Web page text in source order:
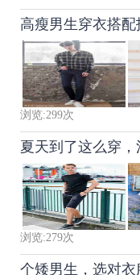
高瘦男生穿衣搭配
浏览:299次
夏天到了这么穿
浏览:279次
个矮男生，选对